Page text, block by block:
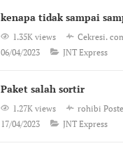
kenapa tidak sampai
1.35K views Cekresi.
06/04/2023
JNT Express
Paket salah sortir
1.27K views rohibi
17/04/2023
JNT Express